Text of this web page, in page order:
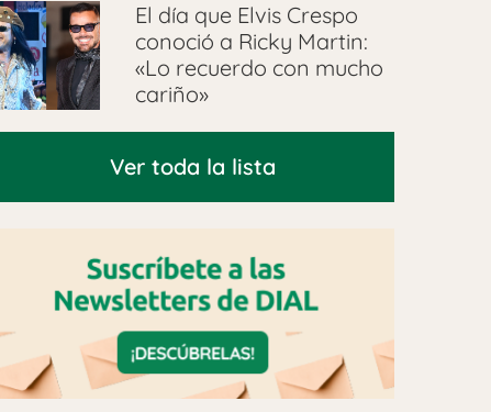
El día que Elvis Crespo
conoció a Ricky Martin:
«Lo recuerdo con mucho
cariño»
Ver toda la lista